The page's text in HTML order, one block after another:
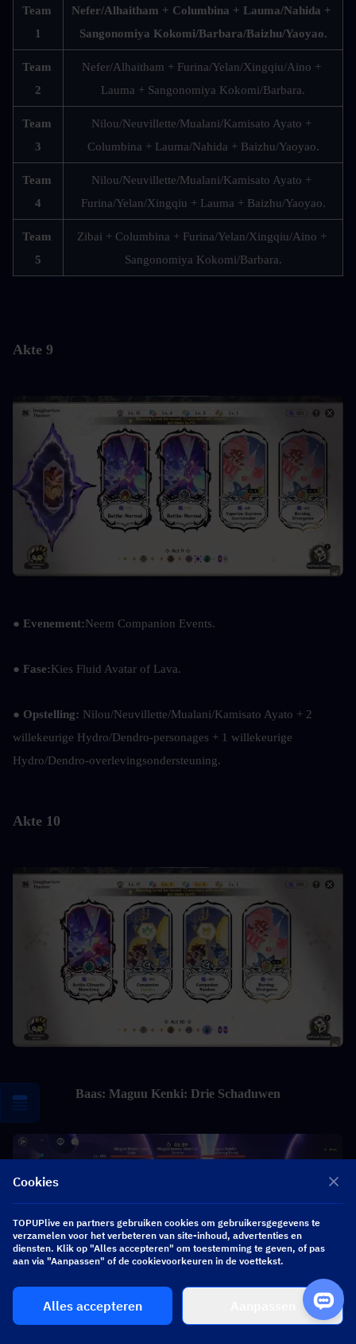
Team
1
Nefer/Alhaitham + Columbina + Lauma/Nahida +
Sangonomiya Kokomi/Barbara/Baizhu/Yaoyao.
Team
2
Nefer/Alhaitham + Furina/Yelan/Xingqiu/Aino +
Lauma + Sangonomiya Kokomi/Barbara.
Team
3
Nilou/Neuvillette/Mualani/Kamisato Ayato +
Columbina + Lauma/Nahida + Baizhu/Yaoyao.
Team
4
Nilou/Neuvillette/Mualani/Kamisato Ayato +
Furina/Yelan/Xingqiu + Lauma + Baizhu/Yaoyao.
Team
5
Zibai + Columbina + Furina/Yelan/Xingqiu/Aino +
Sangonomiya Kokomi/Barbara.
Akte 9
● Evenement:Neem Companion Events.
● Fase:Kies Fluid Avatar of Lava.
● Opstelling: Nilou/Neuvillette/Mualani/Kamisato Ayato + 2
willekeurige Hydro/Dendro-personages + 1 willekeurige
Hydro/Dendro-overlevingsondersteuning.
Akte 10
Baas: Maguu Kenki: Drie Schaduwen
Cookies
TOPUPlive en partners gebruiken cookies om gebruikersgegevens te
verzamelen voor het verbeteren van site-inhoud, advertenties en
diensten. Klik op "Alles accepteren" om toestemming te geven, of pas
aan via "Aanpassen" of de cookievoorkeuren in de voettekst.
Alles accepteren